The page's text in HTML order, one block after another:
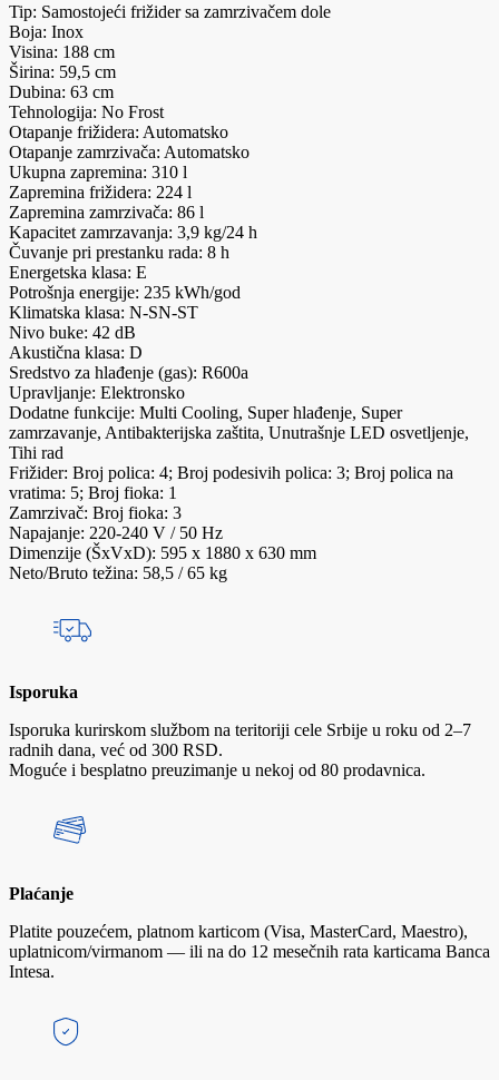
Tip: Samostojeći frižider sa zamrzivačem dole
Boja: Inox
Visina: 188 cm
Širina: 59,5 cm
Dubina: 63 cm
Tehnologija: No Frost
Otapanje frižidera: Automatsko
Otapanje zamrzivača: Automatsko
Ukupna zapremina: 310 l
Zapremina frižidera: 224 l
Zapremina zamrzivača: 86 l
Kapacitet zamrzavanja: 3,9 kg/24 h
Čuvanje pri prestanku rada: 8 h
Energetska klasa: E
Potrošnja energije: 235 kWh/god
Klimatska klasa: N-SN-ST
Nivo buke: 42 dB
Akustična klasa: D
Sredstvo za hlađenje (gas): R600a
Upravljanje: Elektronsko
Dodatne funkcije: Multi Cooling, Super hlađenje, Super
zamrzavanje, Antibakterijska zaštita, Unutrašnje LED osvetljenje,
Tihi rad
Frižider: Broj polica: 4; Broj podesivih polica: 3; Broj polica na
vratima: 5; Broj fioka: 1
Zamrzivač: Broj fioka: 3
Napajanje: 220-240 V / 50 Hz
Dimenzije (ŠxVxD): 595 x 1880 x 630 mm
Neto/Bruto težina: 58,5 / 65 kg
Isporuka
Isporuka kurirskom službom na teritoriji cele Srbije u roku od 2–7
radnih dana, već od 300 RSD.
Moguće i besplatno preuzimanje u nekoj od 80 prodavnica.
Plaćanje
Platite pouzećem, platnom karticom (Visa, MasterCard, Maestro),
uplatnicom/virmanom — ili na do 12 mesečnih rata karticama Banca
Intesa.